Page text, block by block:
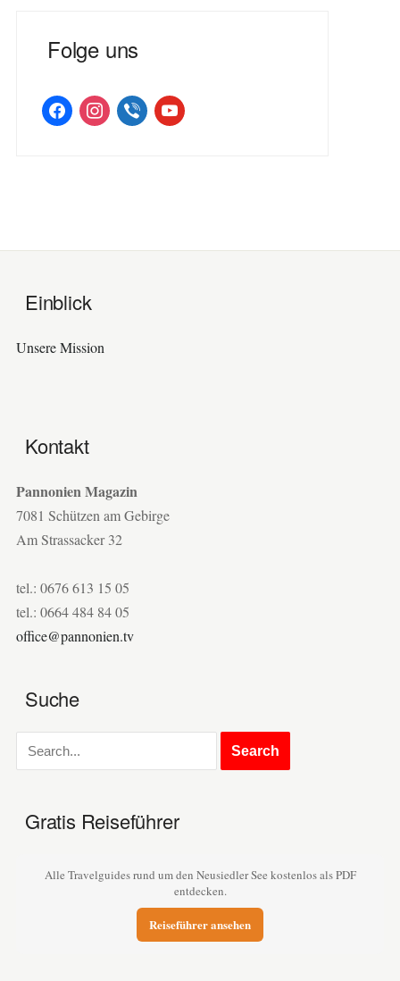
Folge uns
facebookinstagramviber youtube
Einblick
Unsere Mission
Kontakt
Pannonien Magazin
7081 Schützen am Gebirge
Am Strassacker 32
tel.: 0676 613 15 05
tel.: 0664 484 84 05
office@pannonien.tv
Suche
Gratis Reiseführer
Alle Travelguides rund um den Neusiedler See kostenlos als PDF
entdecken.
Reiseführer ansehen